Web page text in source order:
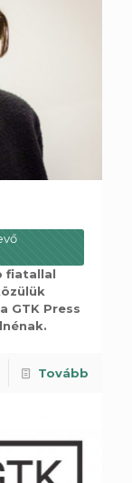
fiatallal
GTK Press
Tovább